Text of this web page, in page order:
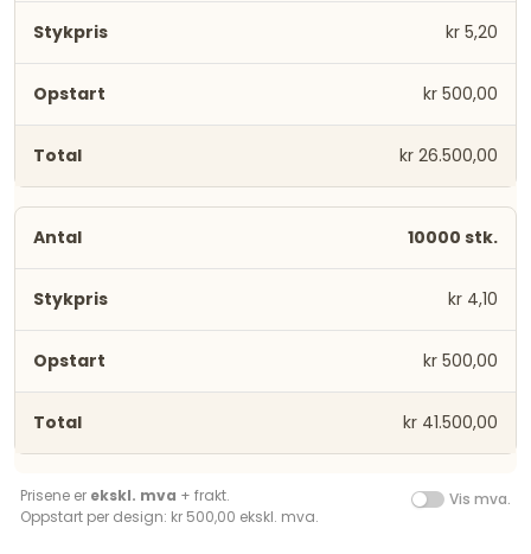
kr 5,20
kr 500,00
kr 26.500,00
10000 stk.
kr 4,10
kr 500,00
kr 41.500,00
Prisene er ekskl. mva + frakt.
Oppstart per design: kr 500,00 ekskl. mva.
Vis mva.